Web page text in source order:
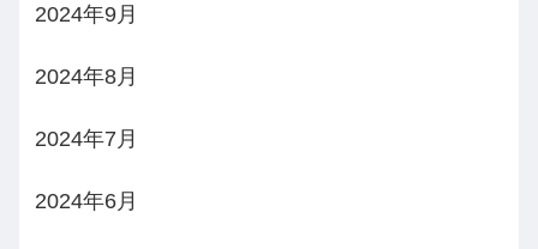
2024年9月
2024年8月
2024年7月
2024年6月